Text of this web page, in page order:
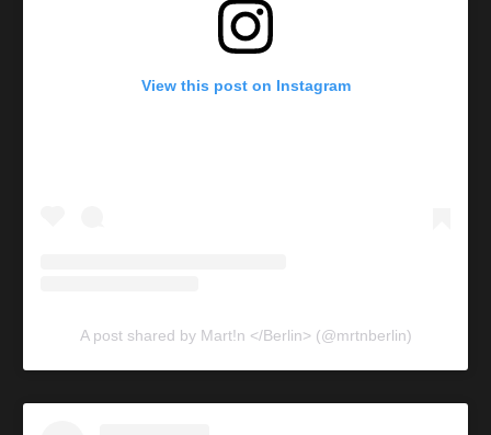
View this post on Instagram
A post shared by Mart!n </Berlin> (@mrtnberlin)